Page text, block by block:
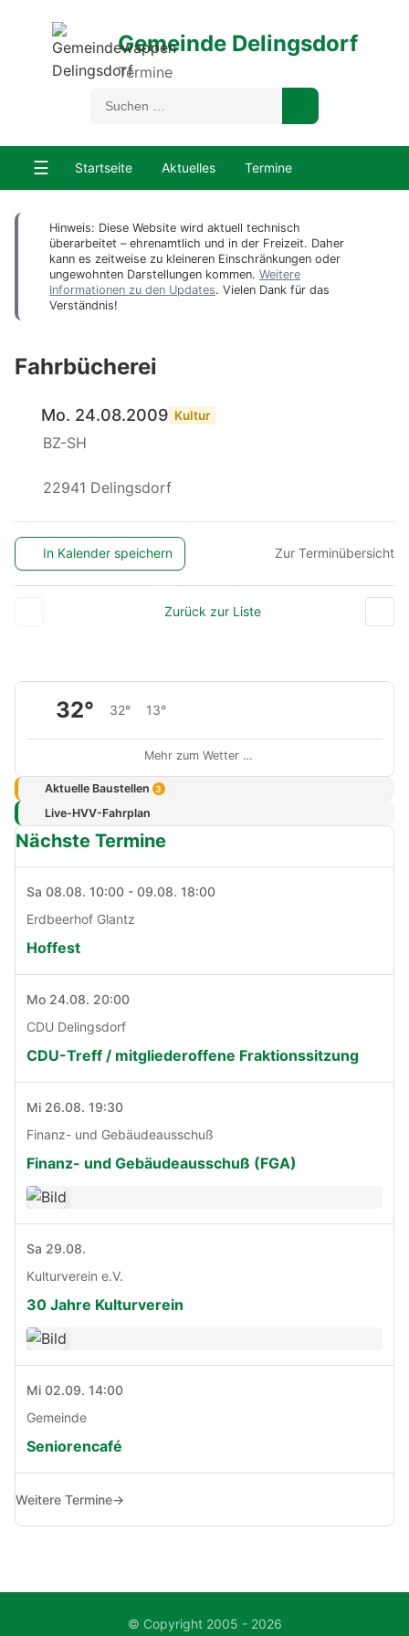
Gemeinde Delingsdorf
Termine
☰ Startseite Aktuelles Termine
Hinweis: Diese Website wird aktuell technisch
überarbeitet – ehrenamtlich und in der Freizeit. Daher
kann es zeitweise zu kleineren Einschränkungen oder
ungewohnten Darstellungen kommen. Weitere
Informationen zu den Updates. Vielen Dank für das
Verständnis!
Fahrbücherei
Mo. 24.08.2009 Kultur
BZ-SH
22941 Delingsdorf
In Kalender speichern Zur Terminübersicht
Zurück zur Liste
32° 32° 13°
Mehr zum Wetter …
Aktuelle Baustellen 3
Live-HVV-Fahrplan
Nächste Termine
Sa 08.08. 10:00 - 09.08. 18:00
Erdbeerhof Glantz
Hoffest
Mo 24.08. 20:00
CDU Delingsdorf
CDU-Treff / mitgliederoffene Fraktionssitzung
Mi 26.08. 19:30
Finanz- und Gebäudeausschuß
Finanz- und Gebäudeausschuß (FGA)
Sa 29.08.
Kulturverein e.V.
30 Jahre Kulturverein
Mi 02.09. 14:00
Gemeinde
Seniorencafé
Weitere Termine→
© Copyright 2005 - 2026